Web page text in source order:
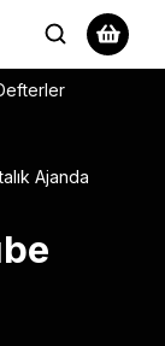
Ajanda